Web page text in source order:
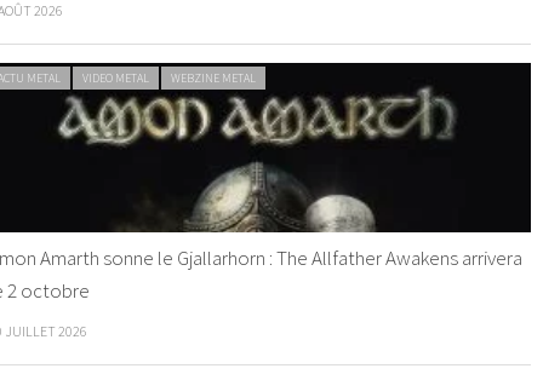
2026
METAL VIDEO METAL WEBZINE METAL
Amarth sonne le Gjallarhorn : The Allfather Awakens arrivera
2 octobre
JUILLET 2026